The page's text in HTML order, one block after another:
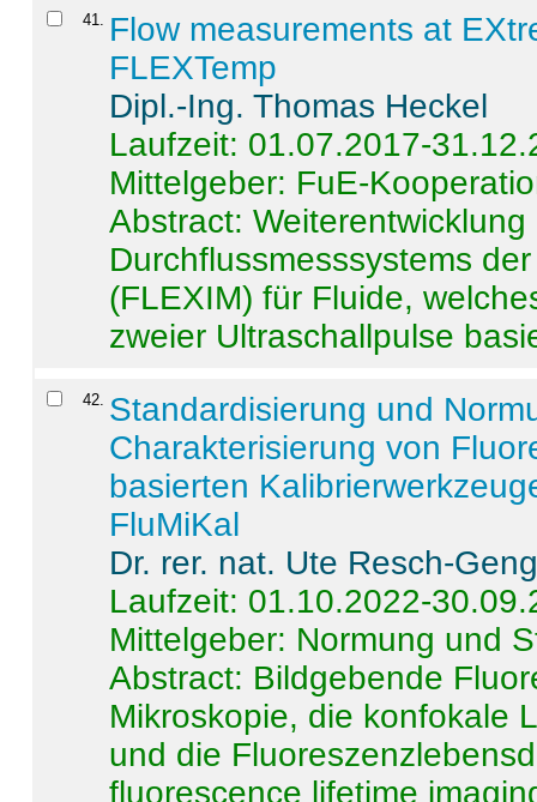
41. Flow measurements at
FLEXTemp
Dipl.-Ing. Thomas Heckel
Laufzeit: 01.07.2017-
Mittelgeber: FuE-
Abstract:
Durchflussmesssystems
(FLEXIM) für Fluide,
zweier Ultraschallpulse
42. Standardisierung und
Charakterisierung von
basierten
FluMiKal
Dr. rer. nat. Ute Resch-
Laufzeit: 01.10.2022-
Mittelgeber: Normung und
Abstract: Bildgebende
Mikroskopie, die konfokale
und die
fluorescence lifetime